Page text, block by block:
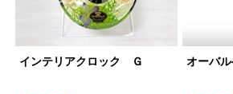
インテリアクロック Ｇ オーバ